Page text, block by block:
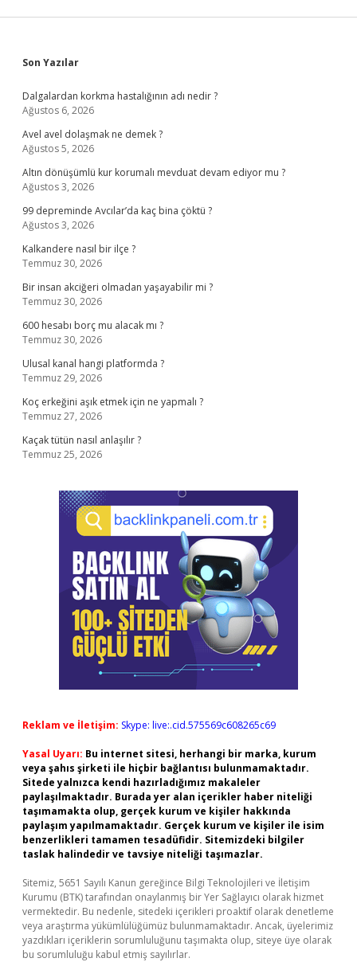
Sidebar
Son Yazılar
Dalgalardan korkma hastalığının adı nedir ?
Ağustos 6, 2026
Avel avel dolaşmak ne demek ?
Ağustos 5, 2026
Altın dönüşümlü kur korumalı mevduat devam ediyor mu ?
Ağustos 3, 2026
99 depreminde Avcılar’da kaç bina çöktü ?
Ağustos 3, 2026
Kalkandere nasıl bir ilçe ?
Temmuz 30, 2026
Bir insan akciğeri olmadan yaşayabilir mi ?
Temmuz 30, 2026
600 hesabı borç mu alacak mı ?
Temmuz 30, 2026
Ulusal kanal hangi platformda ?
Temmuz 29, 2026
Koç erkeğini aşık etmek için ne yapmalı ?
Temmuz 27, 2026
Kaçak tütün nasıl anlaşılır ?
Temmuz 25, 2026
Reklam ve İletişim: Skype: live:.cid.575569c608265c69
Yasal Uyarı: Bu internet sitesi, herhangi bir marka, kurum
veya şahıs şirketi ile hiçbir bağlantısı bulunmamaktadır.
Sitede yalnızca kendi hazırladığımız makaleler
paylaşılmaktadır. Burada yer alan içerikler haber niteliği
taşımamakta olup, gerçek kurum ve kişiler hakkında
paylaşım yapılmamaktadır. Gerçek kurum ve kişiler ile isim
benzerlikleri tamamen tesadüfidir. Sitemizdeki bilgiler
taslak halindedir ve tavsiye niteliği taşımazlar.
Sitemiz, 5651 Sayılı Kanun gereğince Bilgi Teknolojileri ve İletişim
Kurumu (BTK) tarafından onaylanmış bir Yer Sağlayıcı olarak hizmet
vermektedir. Bu nedenle, sitedeki içerikleri proaktif olarak denetleme
veya araştırma yükümlülüğümüz bulunmamaktadır. Ancak, üyelerimiz
yazdıkları içeriklerin sorumluluğunu taşımakta olup, siteye üye olarak
bu sorumluluğu kabul etmiş sayılırlar.